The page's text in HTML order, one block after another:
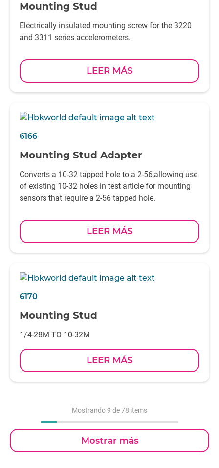
Mounting Stud
Electrically insulated mounting screw for the 3220
and 3311 series accelerometers.
LEER MÁS
6166
Mounting Stud Adapter
Converts a 10-32 tapped hole to a 2-56,allowing use
of existing 10-32 holes in test article for mounting
sensors that require a 2-56 tapped hole.
LEER MÁS
6170
Mounting Stud
1/4-28M TO 10-32M
LEER MÁS
Mostrando9 de 78 items
Mostrar más